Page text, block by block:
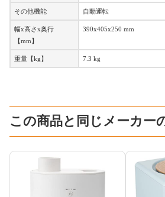
その他機能 自動運転
幅x高さx奥行
【mm】
390x405x250 mm
重量【kg】 7.3 kg
この商品と同じメーカー